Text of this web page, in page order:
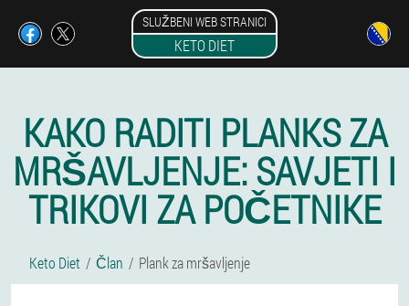
SLUŽBENI WEB STRANICI
KETO DIET
KAKO RADITI PLANKS ZA
MRŠAVLJENJE: SAVJETI I
TRIKOVI ZA POČETNIKE
Keto Diet Član Plank za mršavljenje